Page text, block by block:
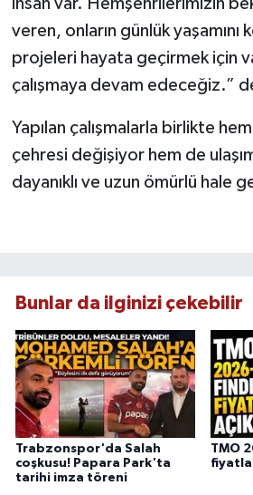
veren, onların günlük yaşamını
projeleri hayata geçirmek için
çalışmaya devam edeceğiz.”
Yapılan çalışmalarla birlikte
çehresi değişiyor hem de
dayanıklı ve uzun ömürlü hale
Bunlar da ilginizi çekebilir
Trabzonspor'da Salah
coşkusu! Papara Park'ta
tarihi imza töreni
TMO